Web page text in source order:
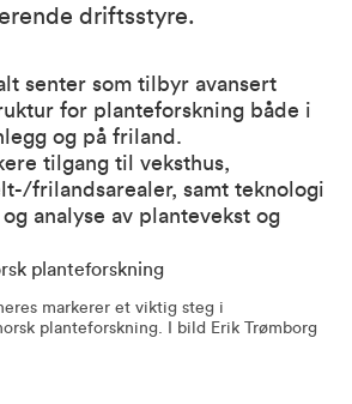
driftsstyre.
senter som tilbyr avansert
for planteforskning både i
og på friland.
tilgang til veksthus,
frilandsarealer, samt teknologi
analyse av plantevekst og
markerer et viktig steg i
planteforskning. I bild Erik Trømborg